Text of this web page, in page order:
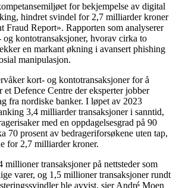
for bekjempelse av digital
hindret svindel for 2,7 milliarder kroner
Fraud Report». Rapporten som analyserer
kontotransaksjoner, hvorav cirka to
en markant økning i avansert phishing
manipulasjon.
kort- og kontotransaksjoner for å
et Defence Centre der eksperter jobber
fra nordiske banker. I løpet av 2023
3,4 milliarder transaksjoner i sanntid,
med en oppdagelsesgrad på 90
70 prosent av bedrageriforsøkene uten tap,
for 2,7 milliarder kroner.
transaksjoner på nettsteder som
varer, og 1,5 millioner transaksjoner rundt
ble avvist, sier André Moen